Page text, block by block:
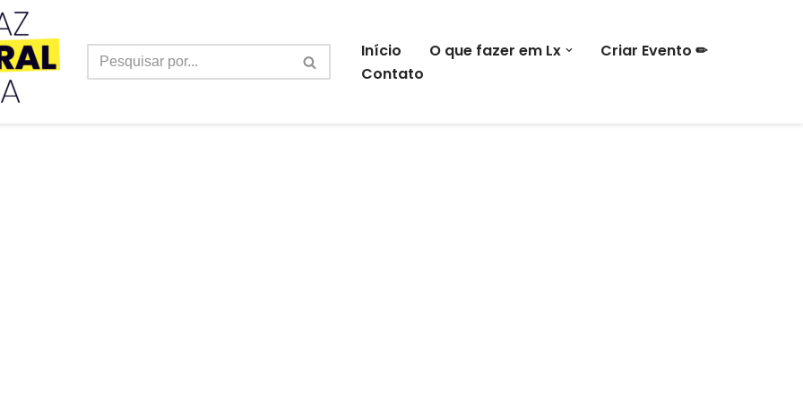
Início O que fazer em Lx
Criar Evento ✏
Contato